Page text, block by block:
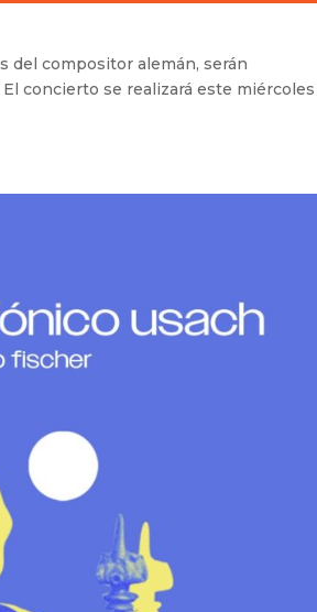
del compositor alemán, serán
concierto se realizará este miércoles